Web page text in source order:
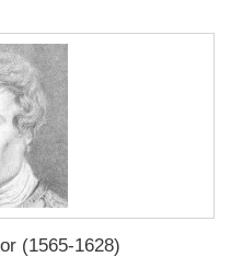
(1565-1628)